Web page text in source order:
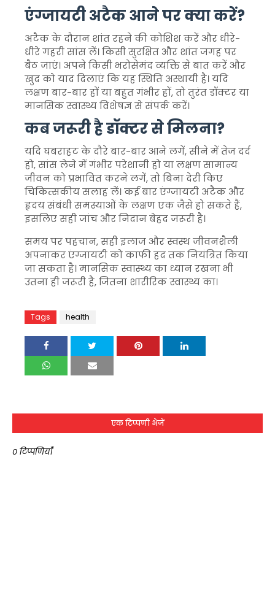
एंग्जायटी अटैक आने पर क्या करें?
अटैक के दौरान शांत रहने की कोशिश करें और धीरे-
धीरे गहरी सांस लें। किसी सुरक्षित और शांत जगह पर
बैठ जाएं। अपने किसी भरोसेमंद व्यक्ति से बात करें और
खुद को याद दिलाएं कि यह स्थिति अस्थायी है। यदि
लक्षण बार-बार हों या बहुत गंभीर हों, तो तुरंत डॉक्टर या
मानसिक स्वास्थ्य विशेषज्ञ से संपर्क करें।
कब जरूरी है डॉक्टर से मिलना?
यदि घबराहट के दौरे बार-बार आने लगें, सीने में तेज दर्द
हो, सांस लेने में गंभीर परेशानी हो या लक्षण सामान्य
जीवन को प्रभावित करने लगें, तो बिना देरी किए
चिकित्सकीय सलाह लें। कई बार एंग्जायटी अटैक और
हृदय संबंधी समस्याओं के लक्षण एक जैसे हो सकते हैं,
इसलिए सही जांच और निदान बेहद जरूरी है।
समय पर पहचान, सही इलाज और स्वस्थ जीवनशैली
अपनाकर एंग्जायटी को काफी हद तक नियंत्रित किया
जा सकता है। मानसिक स्वास्थ्य का ध्यान रखना भी
उतना ही जरूरी है, जितना शारीरिक स्वास्थ्य का।
Tags health
एक टिप्पणी भेजें
0 टिप्पणियाँ